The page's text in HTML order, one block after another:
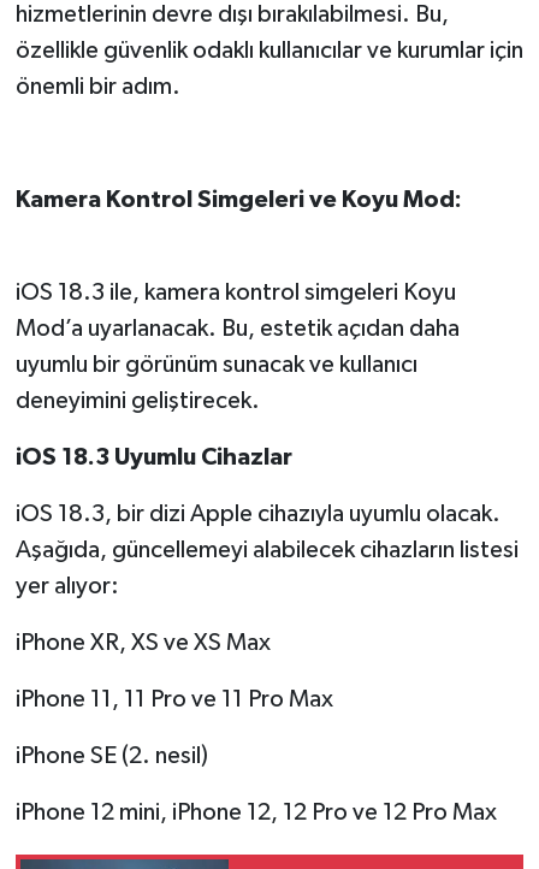
hizmetlerinin devre dışı bırakılabilmesi. Bu,
özellikle güvenlik odaklı kullanıcılar ve kurumlar için
önemli bir adım.
Kamera Kontrol Simgeleri ve Koyu Mod:
iOS 18.3 ile, kamera kontrol simgeleri Koyu
Mod’a uyarlanacak. Bu, estetik açıdan daha
uyumlu bir görünüm sunacak ve kullanıcı
deneyimini geliştirecek.
iOS 18.3 Uyumlu Cihazlar
iOS 18.3, bir dizi Apple cihazıyla uyumlu olacak.
Aşağıda, güncellemeyi alabilecek cihazların listesi
yer alıyor:
iPhone XR, XS ve XS Max
iPhone 11, 11 Pro ve 11 Pro Max
iPhone SE (2. nesil)
iPhone 12 mini, iPhone 12, 12 Pro ve 12 Pro Max